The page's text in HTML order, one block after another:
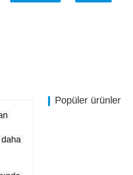
daha
Popüler ürünler